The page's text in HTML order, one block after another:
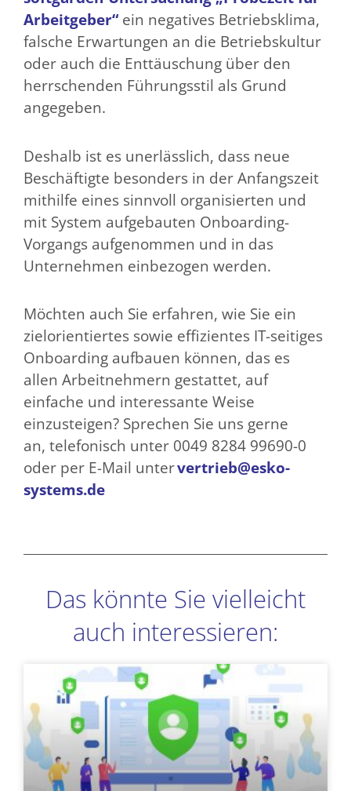
Arbeitgeber“ein negatives Betriebsklima,
falsche Erwartungen an die Betriebskultur
oder auch die Enttäuschung über den
herrschenden Führungsstil als Grund
angegeben.
Deshalb ist es unerlässlich, dass neue
Beschäftigte besonders in der Anfangszeit
mithilfe eines sinnvoll organisierten und
mit System aufgebauten Onboarding-
Vorgangs aufgenommen und in das
Unternehmen einbezogen werden.
Möchten auch Sie erfahren, wie Sie ein
zielorientiertes sowie effizientes IT-seitiges
Onboarding aufbauen können, das es
allen Arbeitnehmern gestattet, auf
einfache und interessante Weise
einzusteigen? Sprechen Sie uns gerne
an, telefonisch unter 0049 8284 99690-0
oder per E-Mail untervertrieb@esko-
systems.de
Das könnte Sie vielleicht
auch interessieren:
Seite SeiteSeiteSeiteSeite Seite Seite